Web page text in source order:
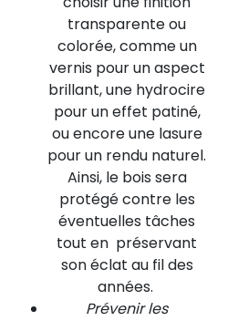
transparente ou
colorée, comme un
vernis pour un aspect
brillant, une hydrocire
pour un effet patiné,
ou encore une lasure
pour un rendu naturel.
Ainsi, le bois sera
protégé contre les
éventuelles tâches
tout en préservant
son éclat au fil des
années.
Prévenir les